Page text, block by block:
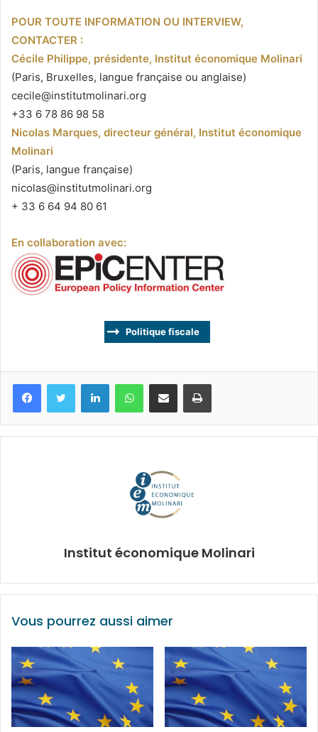
POUR TOUTE INFORMATION OU INTERVIEW,
CONTACTER :
Cécile Philippe, présidente, Institut économique Molinari
(Paris, Bruxelles, langue française ou anglaise)
cecile@institutmolinari.org
+33 6 78 86 98 58
Nicolas Marques, directeur général, Institut économique
Molinari
(Paris, langue française)
nicolas@institutmolinari.org
+ 33 6 64 94 80 61
En collaboration avec:
Politique fiscale
FacebookTwitter LinkedinWhatsApp
Partagez par mail Imprimez
Institut économique Molinari
Vous pourrez aussi aimer